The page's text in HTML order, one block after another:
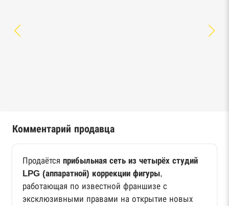
Комментарий продавца
Продаётся прибыльная сеть из четырёх студий
LPG (аппаратной) коррекции фигуры,
работающая по известной франшизе с
эксклюзивными правами на открытие новых